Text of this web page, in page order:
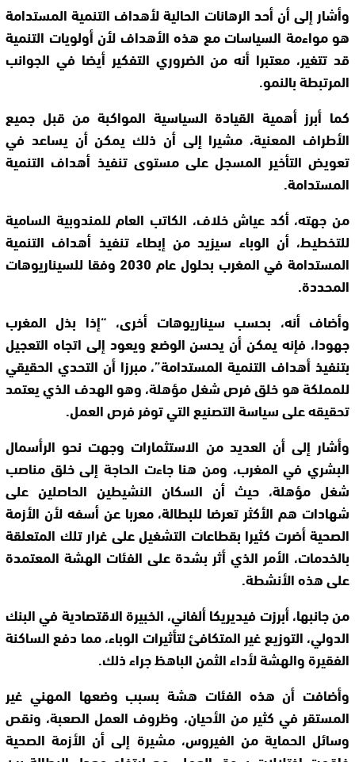
وأشار إلى أن أحد الرهانات الحالية لأهداف التنمية المستدامة
هو مواءمة السياسات مع هذه الأهداف لأن أولويات التنمية
قد تتغير، معتبرا أنه من الضروري التفكير أيضا في الجوانب
المرتبطة بالنمو.
كما أبرز أهمية القيادة السياسية المواكبة من قبل جميع
الأطراف المعنية، مشيرا إلى أن ذلك يمكن أن يساعد في
تعويض التأخير المسجل على مستوى تنفيذ أهداف التنمية
المستدامة.
من جهته، أكد عياش خلاف، الكاتب العام للمندوبية السامية
للتخطيط، أن الوباء سيزيد من إبطاء تنفيذ أهداف التنمية
المستدامة في المغرب بحلول عام 2030 وفقا للسيناريوهات
المحددة.
وأضاف أنه، بحسب سيناريوهات أخرى، “إذا بذل المغرب
جهودا، فإنه يمكن أن يحسن الوضع ويعود إلى اتجاه التعجيل
بتنفيذ أهداف التنمية المستدامة”، مبرزا أن التحدي الحقيقي
للمملكة هو خلق فرص شغل مؤهلة، وهو الهدف الذي يعتمد
تحقيقه على سياسة التصنيع التي توفر فرص العمل.
وأشار إلى أن العديد من الاستثمارات وجهت نحو الرأسمال
البشري في المغرب، ومن هنا جاءت الحاجة إلى خلق مناصب
شغل مؤهلة، حيث أن السكان النشيطين الحاصلين على
شهادات هم الأكثر تعرضا للبطالة، معربا عن أسفه لأن الأزمة
الصحية أضرت كثيرا بقطاعات التشغيل على غرار تلك المتعلقة
بالخدمات، الأمر الذي أثر بشدة على الفئات الهشة المعتمدة
على هذه الأنشطة.
من جانبها، أبرزت فيديريكا ألفاني، الخبيرة الاقتصادية في البنك
الدولي، التوزيع غير المتكافئ لتأثيرات الوباء، مما دفع الساكنة
الفقيرة والهشة لأداء الثمن الباهظ جراء ذلك.
وأضافت أن هذه الفئات هشة بسبب وضعها المهني غير
المستقر في كثير من الأحيان، وظروف العمل الصعبة، ونقص
وسائل الحماية من الفيروس، مشيرة إلى أن الأزمة الصحية